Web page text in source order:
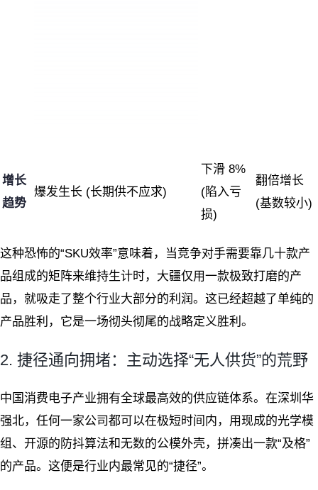
增长
趋势
爆发生长 (长期供不应求)
下滑 8%
(陷入亏
损)
翻倍增长
(基数较小)
这种恐怖的“SKU效率”意味着，当竞争对手需要靠几十款产
品组成的矩阵来维持生计时，大疆仅用一款极致打磨的产
品，就吸走了整个行业大部分的利润。这已经超越了单纯的
产品胜利，它是一场彻头彻尾的战略定义胜利。
2. 捷径通向拥堵：主动选择“无人供货”的荒野
中国消费电子产业拥有全球最高效的供应链体系。在深圳华
强北，任何一家公司都可以在极短时间内，用现成的光学模
组、开源的防抖算法和无数的公模外壳，拼凑出一款“及格”
的产品。这便是行业内最常见的“捷径”。